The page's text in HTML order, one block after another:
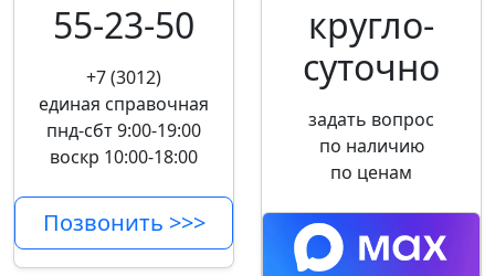
55-23-50
+7 (3012)
единая справочная
пнд-сбт 9:00-19:00
воскр 10:00-18:00
Позвонить >>>
кругло­
суточно
задать вопрос
по наличию
по ценам